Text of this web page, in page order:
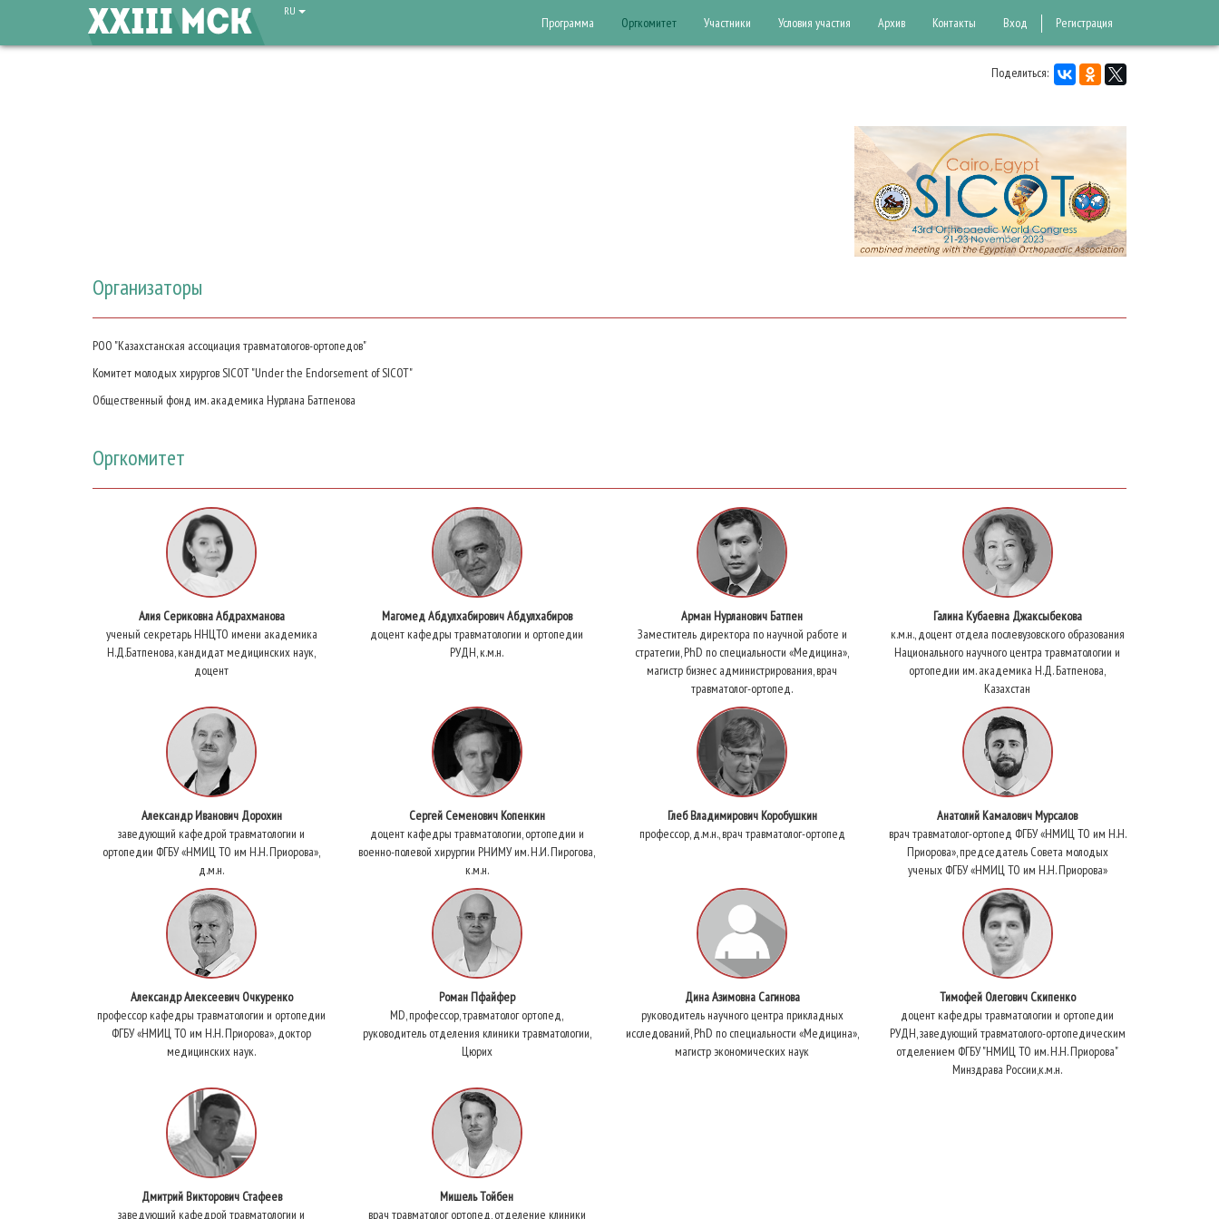
RU
Программа Оргкомитет Участники Условия участия Архив Контакты Вход Регистрация
Поделиться:
Организаторы
РОО "Казахстанская ассоциация травматологов-ортопедов"
Комитет молодых хирургов SICOT "Under the Endorsement of SICOT"
Общественный фонд им. академика Нурлана Батпенова
Оргкомитет
Алия Сериковна Абдрахманова
ученый секретарь ННЦТО имени академика
Н.Д.Батпенова, кандидат медицинских наук,
доцент
Магомед Абдулхабирович Абдулхабиров
доцент кафедры травматологии и ортопедии
РУДН, к.м.н.
Арман Нурланович Батпен
Заместитель директора по научной работе и
стратегии, PhD по специальности «Медицина»,
магистр бизнес администрирования, врач
травматолог-ортопед.
Галина Кубаевна Джаксыбекова
к.м.н., доцент отдела послевузовского образования
Национального научного центра травматологии и
ортопедии им. академика Н.Д. Батпенова,
Казахстан
Александр Иванович Дорохин
заведующий кафедрой травматологии и
ортопедии ФГБУ «НМИЦ ТО им Н.Н. Приорова»,
д.м.н.
Сергей Семенович Копенкин
доцент кафедры травматологии, ортопедии и
военно-полевой хирургии РНИМУ им. Н.И. Пирогова,
к.м.н.
Глеб Владимирович Коробушкин
профессор, д.м.н., врач травматолог-ортопед
Анатолий Камалович Мурсалов
врач травматолог-ортопед ФГБУ «НМИЦ ТО им Н.Н.
Приорова», председатель Совета молодых
ученых ФГБУ «НМИЦ ТО им Н.Н. Приорова»
Александр Алексеевич Очкуренко
профессор кафедры травматологии и ортопедии
ФГБУ «НМИЦ ТО им Н.Н. Приорова», доктор
медицинских наук.
Роман Пфайфер
MD, профессор, травматолог ортопед,
руководитель отделения клиники травматологии,
Цюрих
Дина Азимовна Сагинова
руководитель научного центра прикладных
исследований, PhD по специальности «Медицина»,
магистр экономических наук
Тимофей Олегович Скипенко
доцент кафедры травматологии и ортопедии
РУДН, заведующий травматолого-ортопедическим
отделением ФГБУ "НМИЦ ТО им. Н.Н. Приорова"
Минздрава России,к.м.н.
Дмитрий Викторович Стафеев
заведующий кафедрой травматологии и
Мишель Тойбен
врач травматолог ортопед, отделение клиники